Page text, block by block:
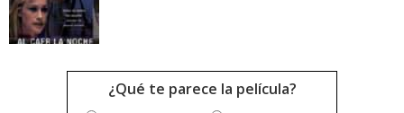
¿Qué te parece la película?